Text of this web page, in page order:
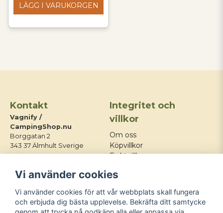
LÄGG I VARUKORGEN
Kontakt
Vagnify /
CampingShop.nu
Borggatan 2
343 37 Älmhult Sverige
info@campingshop.nu
Integritet och
villkor
Om oss
Köpvillkor
Fraktvillkor
Mitt konto
Kontakt
Blogg
Vi använder cookies
Vi använder cookies för att vår webbplats skall fungera
och erbjuda dig bästa upplevelse. Bekräfta ditt samtycke